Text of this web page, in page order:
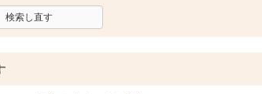
検索し直す